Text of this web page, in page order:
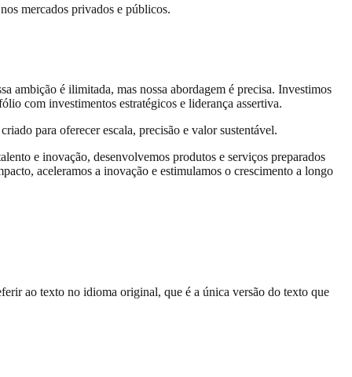
mercados privados e públicos.
é ilimitada, mas nossa abordagem é precisa. Investimos
com investimentos estratégicos e liderança assertiva.
para oferecer escala, precisão e valor sustentável.
e inovação, desenvolvemos produtos e serviços preparados
aceleramos a inovação e estimulamos o crescimento a longo
ao texto no idioma original, que é a única versão do texto que